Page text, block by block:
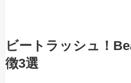
ビートラッシュ！
徴3選